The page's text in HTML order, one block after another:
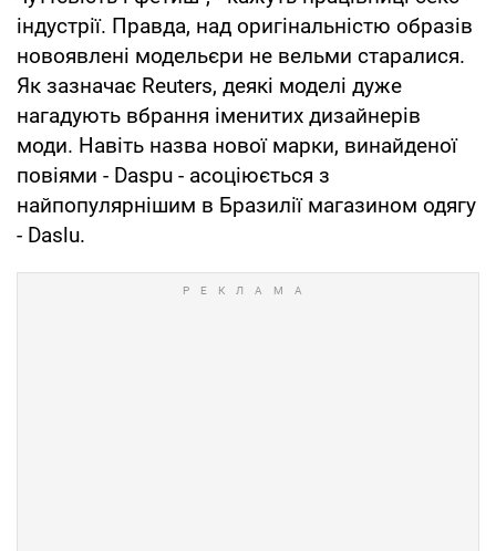
індустрії. Правда, над оригінальністю образів
новоявлені модельєри не вельми старалися.
Як зазначає Reuters, деякі моделі дуже
нагадують вбрання іменитих дизайнерів
моди. Навіть назва нової марки, винайденої
повіями - Daspu - асоціюється з
найпопулярнішим в Бразилії магазином одягу
- Daslu.